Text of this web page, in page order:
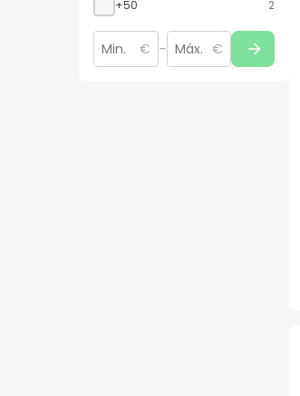
+50
2
€ – €